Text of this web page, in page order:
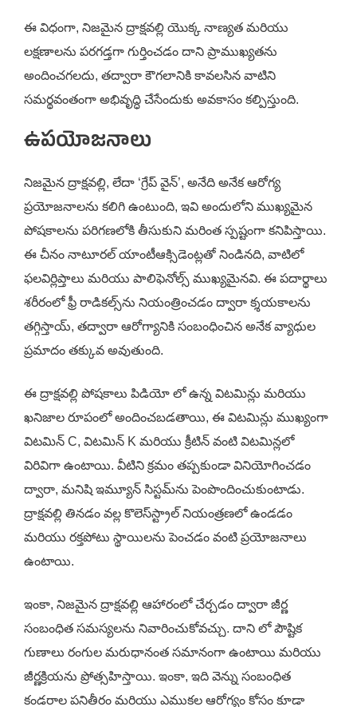
ఈ విధంగా, నిజమైన ద్రాక్షవల్లి యొక్క నాణ్యత మరియు
లక్షణాలను పరగడ్తగా గుర్తించడం దాని ప్రాముఖ్యతను
అందించగలదు, తద్వారా కౌగలానికి కావలసిన వాటిని
సమర్థవంతంగా అభివృద్ధి చేసేందుకు అవకాసం కల్పిస్తుంది.
ఉపయోజనాలు
నిజమైన ద్రాక్షవల్లి, లేదా ‘గ్రేప్ వైన్’, అనేది అనేక ఆరోగ్య
ప్రయోజనాలను కలిగి ఉంటుంది, ఇవి అందులోని ముఖ్యమైన
పోషకాలను పరిగణలోకి తీసుకుని మరింత స్పష్టంగా కనిపిస్తాయి.
ఈ చీనం నాటూరల్ యాంటీఆక్సిడెంట్లతో నిండినది, వాటిలో
ఫలవిర్లిప్తాలు మరియు పాలిఫెనోల్స్ ముఖ్యమైనవి. ఈ పదార్థాలు
శరీరంలో ఫ్రీ రాడికల్స్‌ను నియంత్రించడం ద్వారా క్శయకాలను
తగ్గిస్తాయ్, తద్వారా ఆరోగ్యానికి సంబంధించిన అనేక వ్యాధుల
ప్రమాదం తక్కువ అవుతుంది.
ఈ ద్రాక్షవల్లి పోషకాలు పిడియో లో ఉన్న విటమిన్లు మరియు
ఖనిజాల రూపంలో అందించబడతాయి, ఈ విటమిన్లు ముఖ్యంగా
విటమిన్ C, విటమిన్ K మరియు క్రీటిన్ వంటి విటమిన్లలో
విరివిగా ఉంటాయి. వీటిని క్రమం తప్పకుండా వినియోగించడం
ద్వారా, మనిషి ఇమ్యూన్ సిస్టమ్‌ను పెంపొందించుకుంటాడు.
ద్రాక్షవల్లి తినడం వల్ల కొలెస్‌స్ట్రాల్ నియంత్రణలో ఉండడం
మరియు రక్తపోటు స్థాయిలను పెంచడం వంటి ప్రయోజనాలు
ఉంటాయి.
ఇంకా, నిజమైన ద్రాక్షవల్లి ఆహారంలో చేర్చడం ద్వారా జీర్ణ
సంబంధిత సమస్యలను నివారించుకోవచ్చు. దాని లో పౌష్టిక
గుణాలు రంగుల మరుధానంత సమానంగా ఉంటాయి మరియు
జీర్ణక్రియను ప్రోత్సహిస్తాయి. ఇంకా, ఇది వెన్ను సంబంధిత
కండరాల పనితీరం మరియు ఎముకల ఆరోగ్యం కోసం కూడా